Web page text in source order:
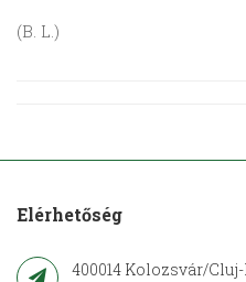
(B. L.)
Elérhetőség
400014 Kolozsvár/